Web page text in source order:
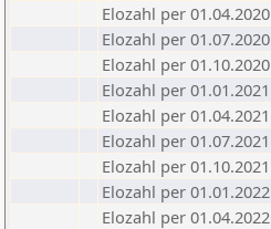
Elozahl per 01.04.2020
Elozahl per 01.07.2020
Elozahl per 01.10.2020
Elozahl per 01.01.2021
Elozahl per 01.04.2021
Elozahl per 01.07.2021
Elozahl per 01.10.2021
Elozahl per 01.01.2022
Elozahl per 01.04.2022